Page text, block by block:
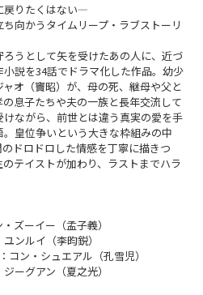
戻りたくはない―
向かうタイムリープ・ラブストーリ
うとして矢を受けたあの人に、近づ
説を34話でドラマ化した作品。幼少
オ（竇昭）が、母の死、継母や父と
息子たちや夫の一族と長年交流して
ながら、前世とは違う真実の愛を手
皇位争いという大きな枠組みの中
ドロドロした情感を丁寧に描きつ
テイストが加わり、ラストまでハラ
ズーイー（孟子義）
ンルイ（李昀鋭）
ン・シュエアル（孔雪児）
ーグアン（夏之光）